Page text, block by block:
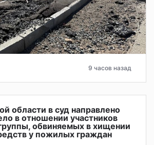
9 часов назад
области в суд направлено
в отношении участников
обвиняемых в хищении
у пожилых граждан